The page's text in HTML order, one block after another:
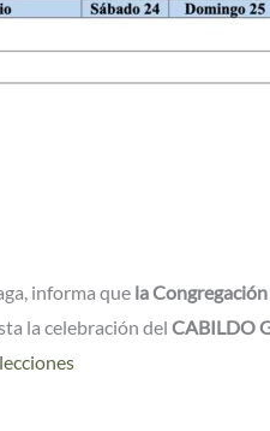
informa que la
la celebración del CABILDO